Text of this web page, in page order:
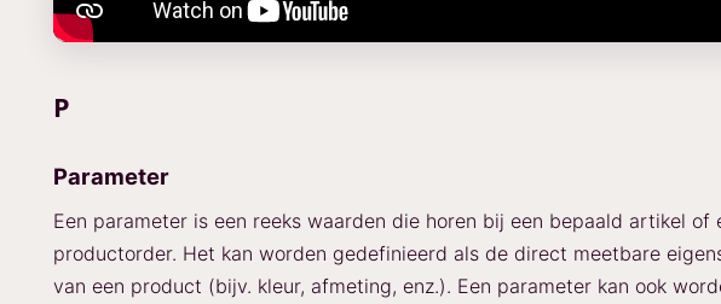
P
Parameter
Een parameter is een reeks waarden die horen bij een bepaald artikel of
productorder. Het kan worden gedefinieerd als de direct meetbare
van een product (bijv. kleur, afmeting, enz.). Een parameter kan ook